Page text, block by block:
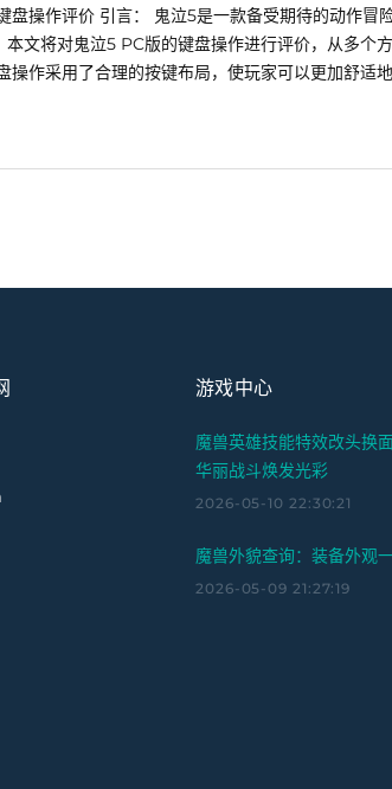
盘操作评价 引言： 鬼泣5是一款备受期待的动作冒
本文将对鬼泣5 PC版的键盘操作进行评价，从多个
操作采用了合理的按键布局，使玩家可以更加舒适
游戏中心
魔兽英雄技能特效改头换
华丽战斗焕发光彩
2026-05-10 22:30:21
魔兽外貌查询：装备外观
2026-05-09 21:27:19